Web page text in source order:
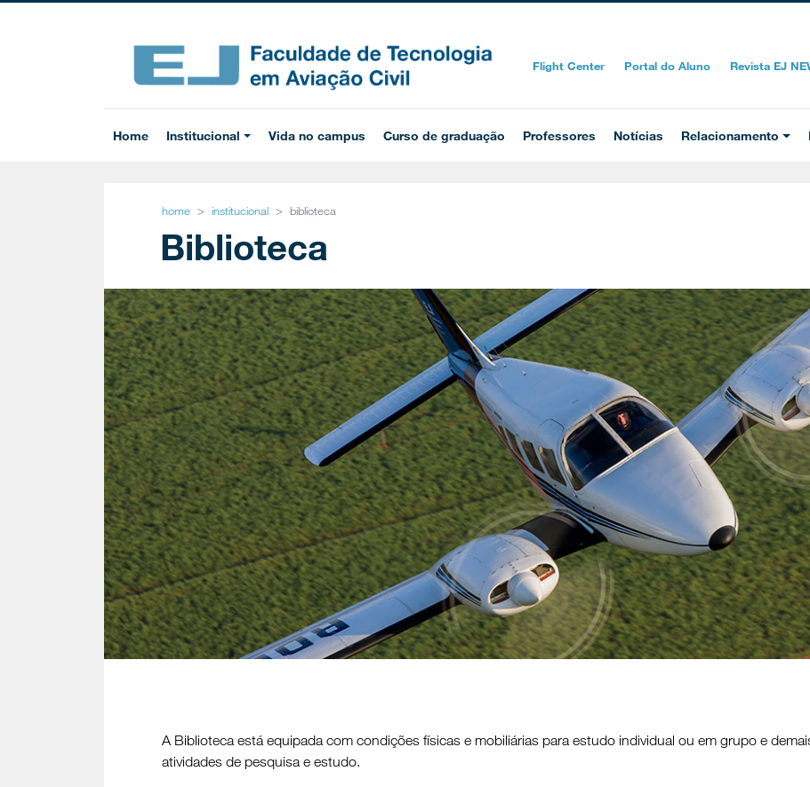
Flight Center Portal do Aluno Revista EJ
Home Institucional Vida no campus Curso de graduação Professores Notícias Relacionamento
home institucional biblioteca
Biblioteca
A Biblioteca está equipada com condições físicas e mobiliárias para estudo individual ou em grupo e
atividades de pesquisa e estudo.